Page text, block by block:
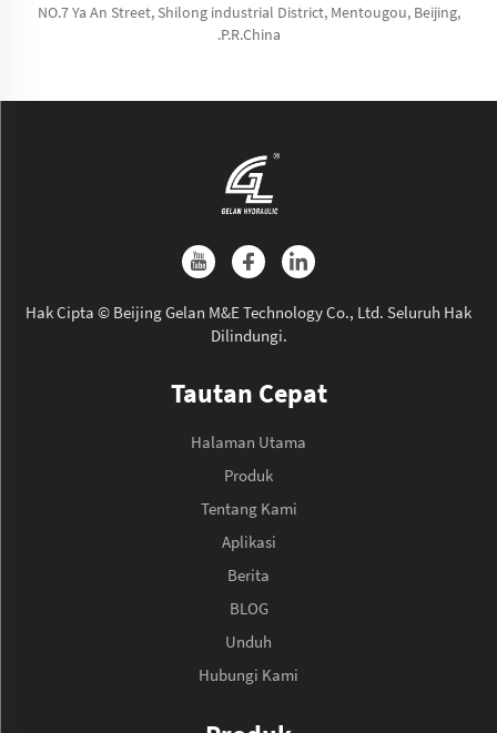
NO.7 Ya An Street, Shilong industrial District, Mentougou, Beijing,
.P.R.China
Hak Cipta © Beijing Gelan M&E Technology Co., Ltd. Seluruh Hak
Dilindungi.
Tautan Cepat
Halaman Utama
Produk
Tentang Kami
Aplikasi
Berita
BLOG
Unduh
Hubungi Kami